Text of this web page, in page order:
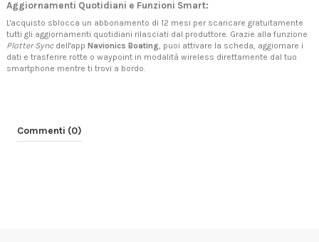
Aggiornamenti Quotidiani e Funzioni Smart:
L'acquisto sblocca un abbonamento di 12 mesi per scaricare gratuitamente
tutti gli aggiornamenti quotidiani rilasciati dal produttore. Grazie alla funzione
Plotter Syncdell'app Navionics Boating, puoi attivare la scheda, aggiornare i
dati e trasferire rotte o waypoint in modalità wireless direttamente dal tuo
smartphone mentre ti trovi a bordo.
Commenti (0)